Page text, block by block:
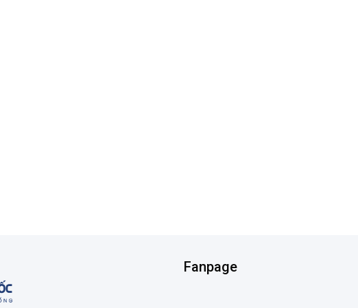
Fanpage